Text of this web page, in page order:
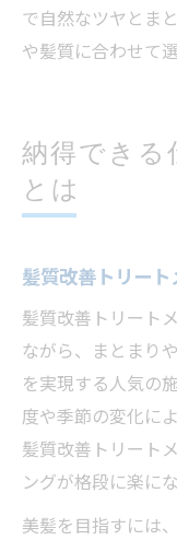
で自然なツヤとま
や髪質に合わせて
納得できる
とは
髪質改善トリー
髪質改善トリート
ながら、まとまり
を実現する人気の
度や季節の変化に
髪質改善トリート
ングが格段に楽に
美髪を目指すには